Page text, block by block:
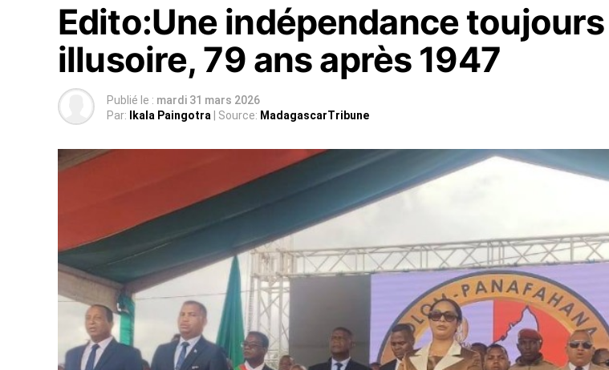
Edito:Une indépendance toujours
illusoire, 79 ans après 1947
Publié le : mardi 31 mars 2026
Par:
Ikala Paingotra | Source: MadagascarTribune